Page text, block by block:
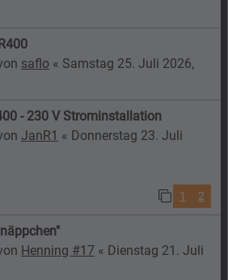
saflo « Samstag 25. Juli 2026,
- 230 V Strominstallation
JanR1 « Donnerstag 23. Juli
1 2
Henning #17 « Dienstag 21. Juli